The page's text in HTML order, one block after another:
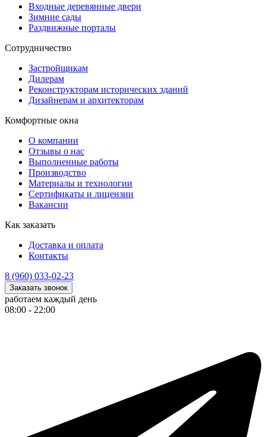
Входные деревянные двери
Зимние сады
Раздвижные порталы
Сотрудничество
Застройщикам
Дилерам
Реконструкторам исторических зданий
Дизайнерам и архитекторам
Комфортные окна
О компании
Отзывы о нас
Выполненные работы
Производство
Материалы и технологии
Сертификаты и лицензии
Вакансии
Как заказать
Доставка и оплата
Контакты
8 (960) 033-02-23
Заказать звонок
работаем каждый день
08:00 - 22:00